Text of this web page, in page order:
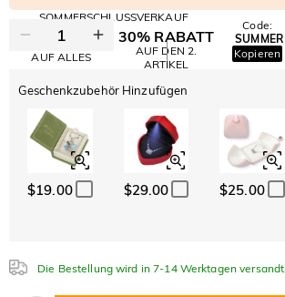
SOMMERSCHLUSSVERKAUF
10% RABATT
AUF ALLES
30% RABATT
AUF DEN 2.
ARTIKEL
Code:
SUMMER
Kopieren
Geschenkzubehör Hinzufügen
$19.00 $29.00 $25.00
Die Bestellung wird in 7-14 Werktagen versandt.